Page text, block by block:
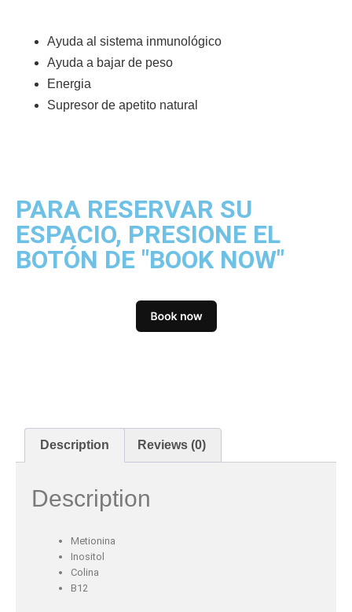
Ayuda al sistema inmunológico
Ayuda a bajar de peso
Energia
Supresor de apetito natural
PARA RESERVAR SU
ESPACIO, PRESIONE EL
BOTÓN DE "BOOK NOW"
Description Reviews (0)
Description
Metionina
Inositol
Colina
B12